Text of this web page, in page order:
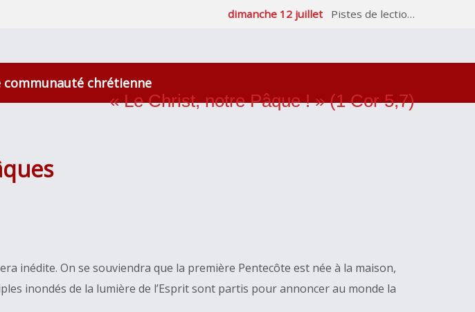
dimanche 12 juillet Pistes de lectio…
« Le Christ, notre Pâque ! » (1 Cor 5,7)
communauté chrétienne
inédite. On se souviendra que la première Pentecôte est née à la maison,
inondés de la lumière de l’Esprit sont partis pour annoncer au monde la